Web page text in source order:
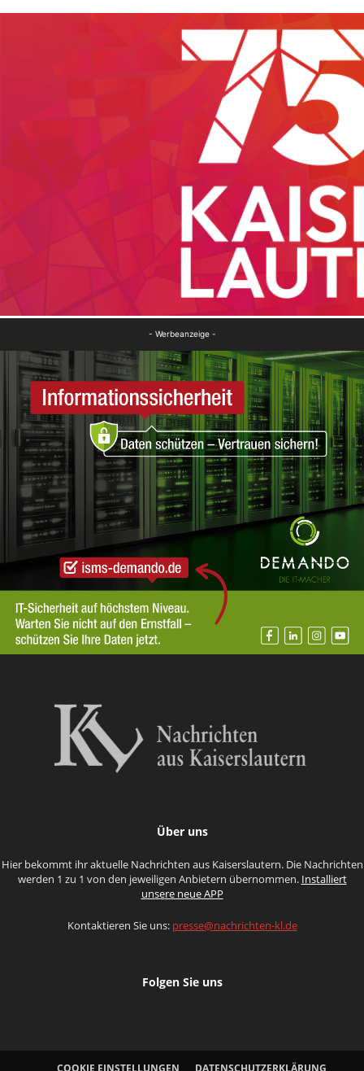
- Werbeanzeige -
Über uns
Hier bekommt ihr aktuelle Nachrichten aus Kaiserslautern. Die Nachrichten
werden 1 zu 1 von den jeweiligen Anbietern übernommen. Installiert
unsere neue APP
Kontaktieren Sie uns: presse@nachrichten-kl.de
Folgen Sie uns
COOKIE EINSTELLUNGEN DATENSCHUTZERKLÄRUNG